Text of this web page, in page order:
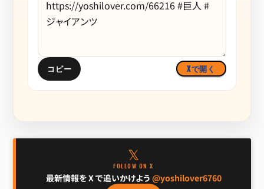
コピー Xで開く
𝕏
FOLLOW ON X
最新情報を X で追いかけよう @yoshilover6760